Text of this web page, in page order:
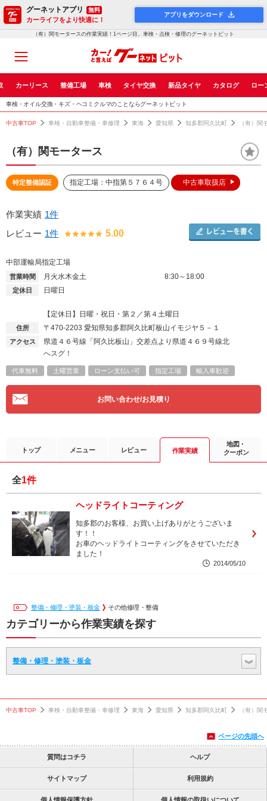
グーネットアプリ 無料
カーライフをより快適に！
アプリをダウンロード
（有）関モータースの作業実績！1ページ目。車検・点検・修理のグーネットピット
カーリース 整備工場 車検 タイヤ交換 新品タイヤ カタログ ロー
車検・オイル交換・キズ・ヘコミクルマのことならグーネットピット
中古車TOP 車検・自動車整備・車修理 東海 愛知県 知多郡阿久比町 （有）関
（有）関モータース
特定整備認証 指定工場：中指第５７６４号 中古車取扱店
作業実績 1件
レビュー 1件 5.00
中部運輸局指定工場
営業時間 月火水木金土 8:30～18:00
定休日 日曜日
【定休日】日曜・祝日・第２／第４土曜日
住所 〒470-2203 愛知県知多郡阿久比町板山イモジヤ５－１
アクセス
県道４６号線「阿久比板山」交差点より県道４６９号線北
へスグ！
代車無料 土曜営業 ローン支払い可 指定工場 輸入車歓迎
お問い合わせ/お見積り
トップ メニュー レビュー 作業実績
地図・
クーポン
全1件
ヘッドライトコーティング
知多郡のお客様、お買い上げありがとうございま
す！！
お車のヘッドライトコーティングをさせていただき
ました！
2014/05/10
整備・修理・塗装・板金 その他修理・整備
カテゴリーから作業実績を探す
整備・修理・塗装・板金
中古車TOP 車検・自動車整備・車修理 東海 愛知県 知多郡阿久比町 （有）関
ページの先頭へ
質問はコチラ ヘルプ
サイトマップ 利用規約